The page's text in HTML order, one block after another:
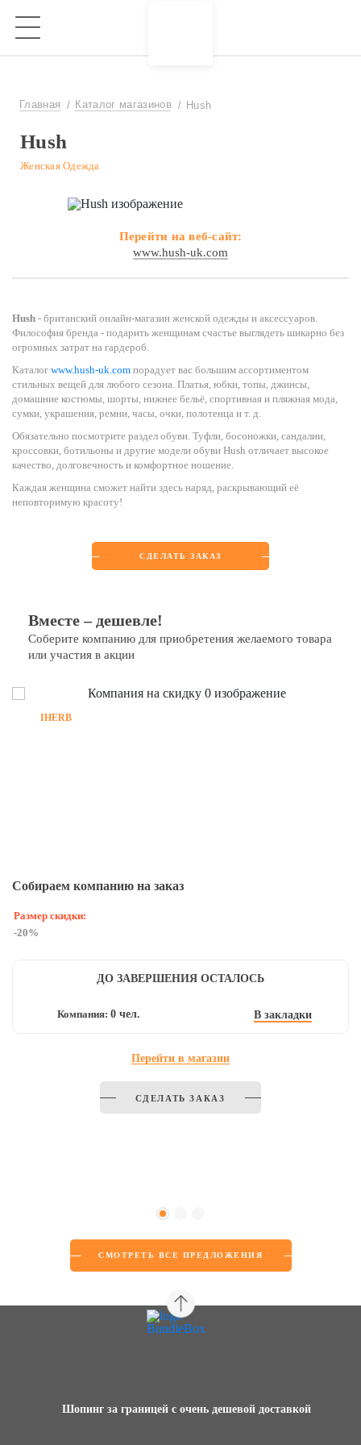
Главная Каталог магазинов Hush
Hush
Женская Одежда
Перейти на веб-сайт:
www.hush-uk.com
Hush - британский онлайн-магазин женской одежды и аксессуаров.
Философия бренда - подарить женщинам счастье выглядеть шикарно без
огромных затрат на гардероб.
Каталог www.hush-uk.com порадует вас большим ассортиментом
стильных вещей для любого сезона. Платья, юбки, топы, джинсы,
домашние костюмы, шорты, нижнее бельё, спортивная и пляжная мода,
сумки, украшения, ремни, часы, очки, полотенца и т. д.
Обязательно посмотрите раздел обуви. Туфли, босоножки, сандалии,
кроссовки, ботильоны и другие модели обуви Hush отличает высокое
качество, долговечность и комфортное ношение.
Каждая женщина сможет найти здесь наряд, раскрывающий её
неповторимую красоту!
СДЕЛАТЬ ЗАКАЗ
Вместе – дешевле!
Соберите компанию для приобретения желаемого товара
или участия в акции
IHERB
Собираем компанию на заказ
Размер скидки:
-20%
ДО ЗАВЕРШЕНИЯ ОСТАЛОСЬ
Компания:0 чел. В закладки
Перейти в магазин
СДЕЛАТЬ ЗАКАЗ
СМОТРЕТЬ ВСЕ ПРЕДЛОЖЕНИЯ
Шопинг за границей с очень дешевой доставкой